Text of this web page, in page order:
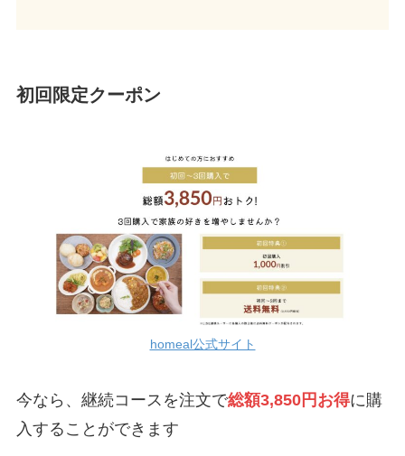
初回限定クーポン
homeal公式サイト
今なら、継続コースを注文で総額3,850円お得に購
入することができます